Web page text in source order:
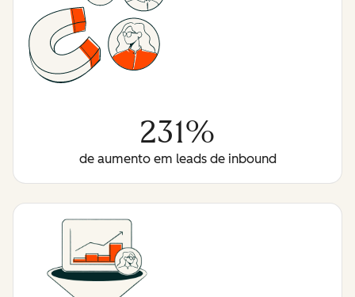
231%
de aumento em leads de inbound